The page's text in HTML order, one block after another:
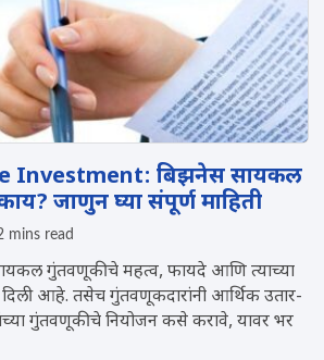
Investment: ब‍िझनेस सायकल
जाणुन घ्या संपूर्ण माहिती
mins read
गुंतवणूकीचे महत्व, फायदे आणि त्याच्या
आहे. तसेच गुंतवणूकदारांनी आर्थिक उतार-
गुंतवणूकीचे नियोजन कसे करावे, यावर भर